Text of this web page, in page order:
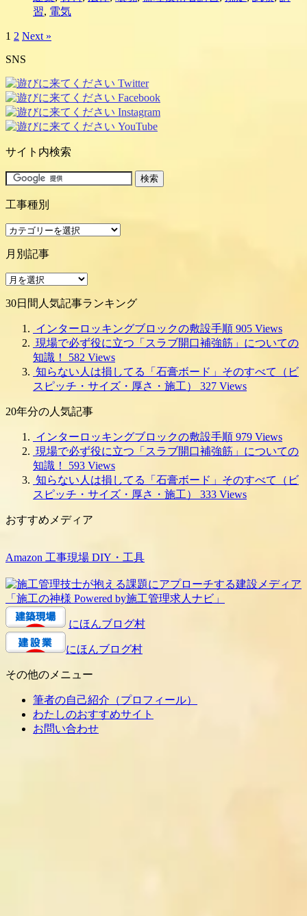
習, 電気
1 2 Next »
SNS
サイト内検索
工事種別
工
種
別
月別記事
月
記
30日間人気記事ランキング
インターロッキングブロックの敷設手順 905 Views
現場で必ず役に立つ「スラブ開口補強筋」についての
知識！
582 Views
知らない人は損してる「石膏ボード」そのすべて（ビ
スピッチ・サイズ・厚さ・施工）
327 Views
20年分の人気記事
インターロッキングブロックの敷設手順 979 Views
現場で必ず役に立つ「スラブ開口補強筋」についての
知識！
593 Views
知らない人は損してる「石膏ボード」そのすべて（ビ
スピッチ・サイズ・厚さ・施工）
333 Views
おすすめメディア
Amazon 工事現場 DIY・工具
にほんブログ村
にほんブログ村
その他のメニュー
筆者の自己紹介（プロフィール）
わたしのおすすめサイト
お問い合わせ